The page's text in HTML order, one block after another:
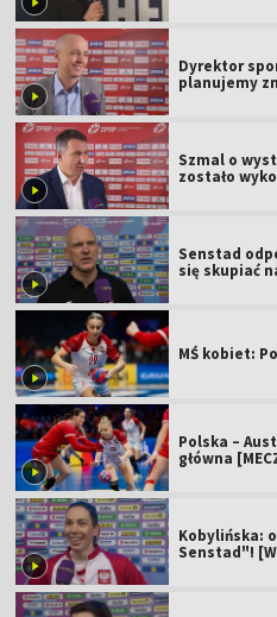
Dyrektor
planujemy
Szmal o
zostało
Senstad
się skupiać
MŚ kobiet:
Polska –
główna
Kobylińska:
Senstad"!